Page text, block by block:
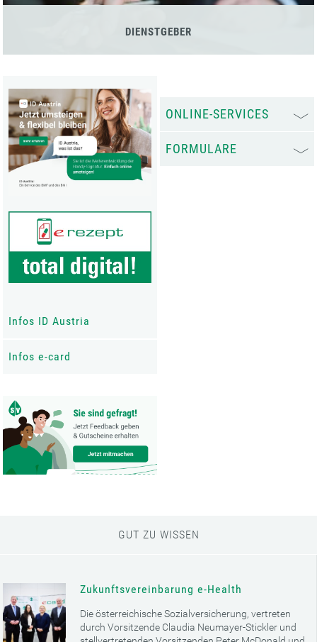
DIENSTGEBER
Infos ID Austria
Infos e-card
ONLINE-SERVICES
FORMULARE
GUT ZU WISSEN
Zukunftsvereinbarung e-Health
Die österreichische Sozialversicherung, vertreten
durch Vorsitzende Claudia Neumayer-Stickler und